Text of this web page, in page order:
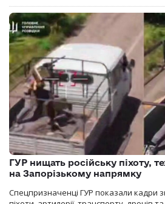
ГУР нищать російську піхоту,
на Запорізькому напрямку
Спецпризначенці ГУР показали кадри